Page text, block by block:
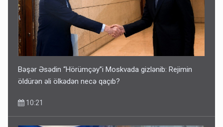
Bəşər Əsədin “Hörümçəy”i Moskvada gizlənib: Rejimin
öldürən əli ölkədən necə qaçıb?
10:21